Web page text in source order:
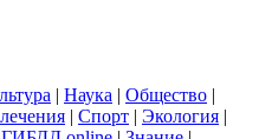
| Наука | Общество |
| Спорт | Экология |